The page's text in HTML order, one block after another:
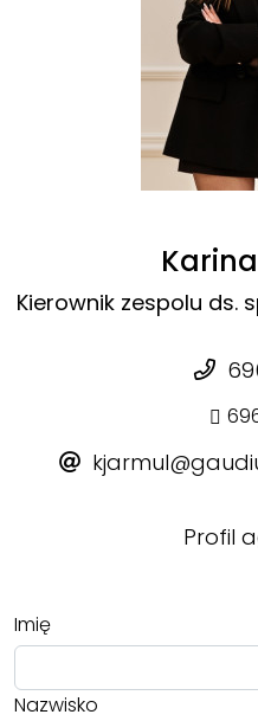
Kierownik zespolu ds.
Profil
Imię
Nazwisko